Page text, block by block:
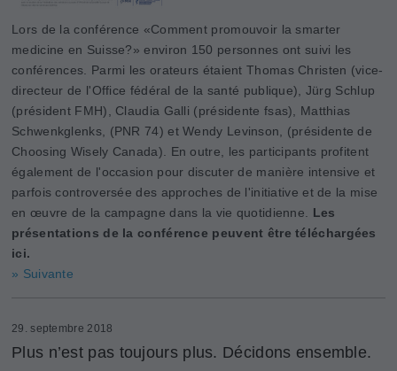
Lors de la conférence «Comment promouvoir la smarter
medicine en Suisse?» environ 150 personnes ont suivi les
conférences. Parmi les orateurs étaient Thomas Christen (vice-
directeur de l'Office fédéral de la santé publique), Jürg Schlup
(président FMH), Claudia Galli (présidente fsas), Matthias
Schwenkglenks, (PNR 74) et Wendy Levinson, (présidente de
Choosing Wisely Canada). En outre, les participants profitent
également de l'occasion pour discuter de manière intensive et
parfois controversée des approches de l'initiative et de la mise
en œuvre de la campagne dans la vie quotidienne. Les
présentations de la conférence peuvent être téléchargées
ici.
» Suivante
29. septembre 2018
Plus n’est pas toujours plus. Décidons ensemble.